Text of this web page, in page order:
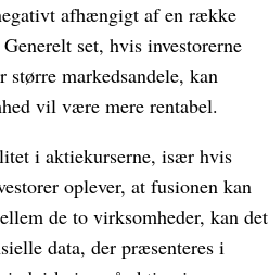
afhængigt af en række
set, hvis investorerne
markedsandele, kan
vil være mere rentabel.
i aktiekurserne, især hvis
oplever, at fusionen kan
de to virksomheder, kan det
data, der præsenteres i